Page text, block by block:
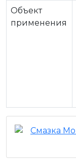
Объект
применения